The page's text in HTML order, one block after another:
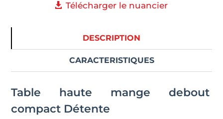
Télécharger le nuancier
DESCRIPTION
CARACTERISTIQUES
Table haute mange debout
compact Détente